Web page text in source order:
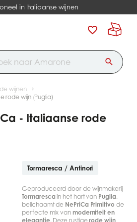
in Italiaanse wijnen
wijnen
rode wijn (Puglia)
- Italiaanse rode
Tormaresca / Antinori
Geproduceerd door de wijnmakerij
Tormaresca in het hart van Puglia,
belichaamt de NePriCa Primitivode
perfecte mix van moderniteit en
elegantie. Deze rustigerode wijn